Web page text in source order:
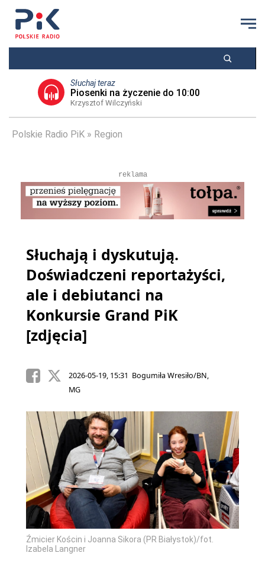
Słuchaj teraz
Piosenki na życzenie do 10:00
Krzysztof Wilczyński
Polskie Radio PiK Region
reklama
Słuchają i dyskutują.
Doświadczeni reportażyści,
ale i debiutanci na
Konkursie Grand PiK
[zdjęcia]
2026-05-19, 15:31 Bogumiła Wresiło/BN,
MG
Źmicier Kościn i Joanna Sikora (PR Białystok)/fot.
Izabela Langner